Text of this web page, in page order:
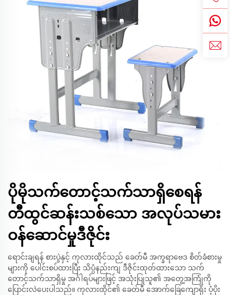
ပိုမိုသက်တောင့်သက်သာရှိစေရန်
တီထွင်ဆန်းသစ်သော အလုပ်သမား
ဝန်ဆောင်မှုဒီဇိုင်း
ရောင်းချရန် စားပွဲနှင့် ကုလားထိုင်သည် ခေတ်မီ အက္ခရာဗေဒ စိတ်ခံစားမှု
များကို ပေါင်းစပ်ထားပြီး သိပ္ပံနည်းကျ ဒီဇိုင်းထုတ်ထားသော သက်
တောင့်သက်သာရှိမှု အင်္ဂါရပ်များဖြင့် အသုံးပြုသူ၏ အတွေ့အကြုံကို
ပြောင်းလဲပေးပါသည်။ ကုလားထိုင်၏ ခေတ်မီ အောက်ခြေကျောရိုး ပံ့ပိုး